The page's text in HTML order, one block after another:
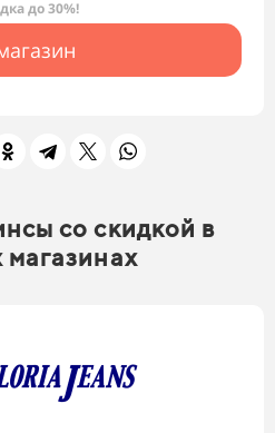
до 30%!
со скидкой в
магазинах